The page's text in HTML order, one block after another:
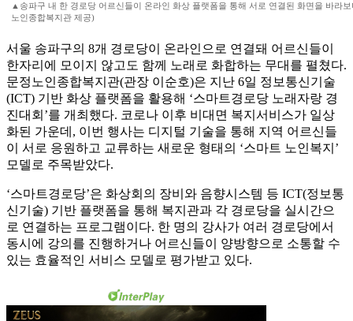
▲송파구 내 한 경로당 어르신들이 온라인 화상 플랫폼을 통해 서로 연결된 화면을 바라
노인종합복지관 제공)
서울 송파구의 8개 경로당이 온라인으로 연결돼 어르신들이
한자리에 모이지 않고도 함께 노래로 화합하는 무대를 펼쳤다.
문정노인종합복지관(관장 이순호)은 지난 6일 정보통신기술
(ICT) 기반 화상 플랫폼을 활용해 ‘스마트경로당 노래자랑 경
진대회’를 개최했다. 코로나 이후 비대면 복지서비스가 일상
화된 가운데, 이번 행사는 디지털 기술을 통해 지역 어르신들
이 서로 응원하고 교류하는 새로운 형태의 ‘스마트 노인복지’
모델로 주목받았다.
‘스마트경로당’은 화상회의 장비와 음향시스템 등 ICT(정보통
신기술) 기반 플랫폼을 통해 복지관과 각 경로당을 실시간으
로 연결하는 프로그램이다. 한 명의 강사가 여러 경로당에서
동시에 강의를 진행하거나 어르신들이 양방향으로 소통할 수
있는 효율적인 서비스 모델로 평가받고 있다.